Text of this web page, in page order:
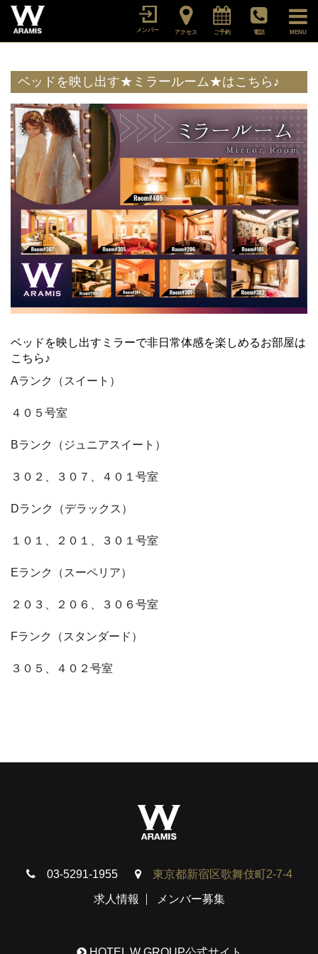
メンバー アクセス ご予約 電話 MENU
ベッドを映し出す★ミラールーム★はこちら♪
ベッドを映し出すミラーで非日常体感を楽しめるお部屋は
こちら♪
Aランク（スイート）
４０５号室
Bランク（ジュニアスイート）
３０２、３０７、４０１号室
Dランク（デラックス）
１０１、２０１、３０１号室
Eランク（スーペリア）
２０３、２０６、３０６号室
Fランク（スタンダード）
３０５、４０２号室
03-5291-1955 東京都新宿区歌舞伎町2-7-4
求人情報 メンバー募集